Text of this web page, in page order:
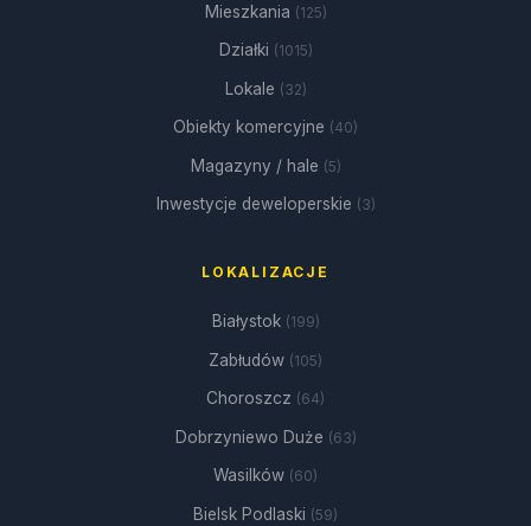
Mieszkania (125)
Działki (1015)
Lokale (32)
Obiekty komercyjne (40)
Magazyny / hale (5)
Inwestycje deweloperskie (3)
LOKALIZACJE
Białystok (199)
Zabłudów (105)
Choroszcz (64)
Dobrzyniewo Duże (63)
Wasilków (60)
Bielsk Podlaski (59)